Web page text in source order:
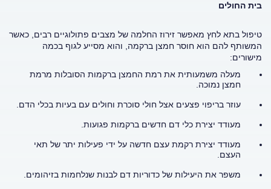
בית החולים
טיפול בתא לחץ מאפשר זירוז החלמה של מצבים פתולוגיים רבים, כאשר
המשותף להם הוא חוסר חמצן ברקמה, והוא מסייע לגוף בכמה
מישורים:
מעלה משמעותית את רמת החמצן ברקמות הסובלות מרמת
חמצן נמוכה.
עוזר בריפוי פצעים אצל חולי סוכרת וחולים עם בעיות בכלי הדם.
מעודד יצירת כלי דם חדשים ברקמות פגועות.
מעודד יצירת רקמת עצם חדשה על ידי פעילות יתר של תאי
העצם.
משפר את היעילות של כדוריות דם לבנות שנלחמות בזיהומים.